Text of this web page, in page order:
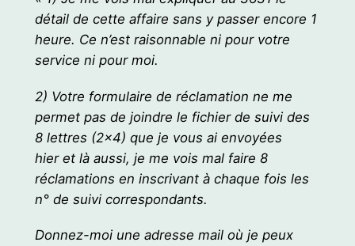
détail de cette affaire sans y passer encore 1
heure. Ce n’est raisonnable ni pour votre
service ni pour moi.
2) Votre formulaire de réclamation ne me
permet pas de joindre le fichier de suivi des
8 lettres (2×4) que je vous ai envoyées
hier et là aussi, je me vois mal faire 8
réclamations en inscrivant à chaque fois les
n° de suivi correspondants.
Donnez-moi une adresse mail où je peux